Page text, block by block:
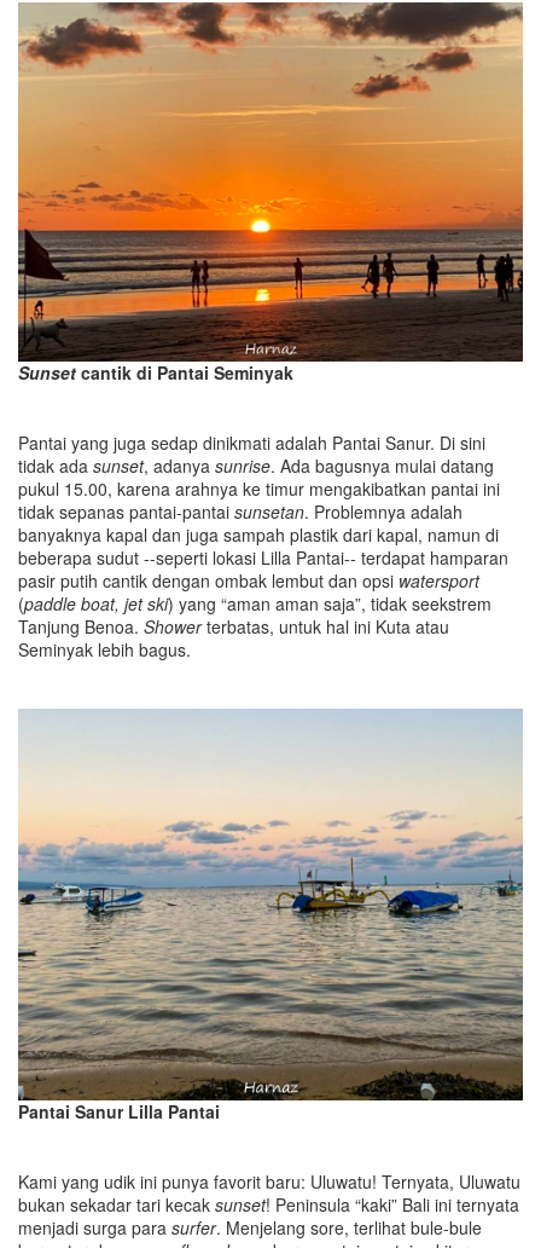
Sunset cantik di Pantai Seminyak
Pantai yang juga sedap dinikmati adalah Pantai Sanur. Di sini
tidak ada sunset, adanya sunrise. Ada bagusnya mulai datang
pukul 15.00, karena arahnya ke timur mengakibatkan pantai ini
tidak sepanas pantai-pantai sunsetan. Problemnya adalah
banyaknya kapal dan juga sampah plastik dari kapal, namun di
beberapa sudut --seperti lokasi Lilla Pantai-- terdapat hamparan
pasir putih cantik dengan ombak lembut dan opsi watersport
(paddle boat, jet ski) yang “aman aman saja”, tidak seekstrem
Tanjung Benoa. Showerterbatas, untuk hal ini Kuta atau
Seminyak lebih bagus.
Pantai Sanur Lilla Pantai
Kami yang udik ini punya favorit baru: Uluwatu! Ternyata, Uluwatu
bukan sekadar tari kecak sunset! Peninsula “kaki” Bali ini ternyata
menjadi surga para surfer. Menjelang sore, terlihat bule-bule